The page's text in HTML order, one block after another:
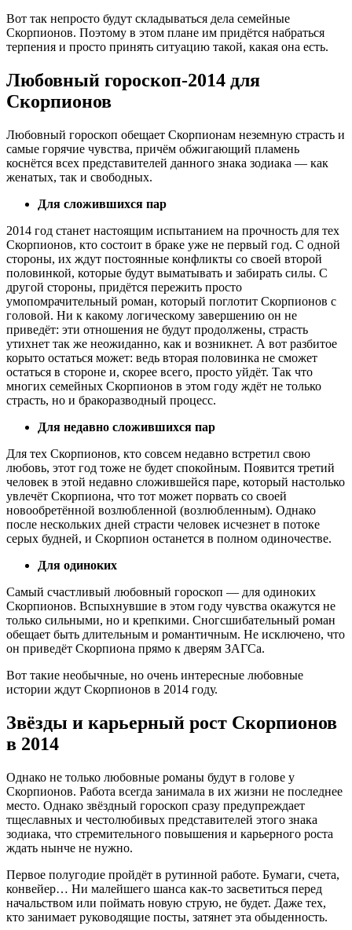
Вот так непросто будут складываться дела семейные
Скорпионов. Поэтому в этом плане им придётся набраться
терпения и просто принять ситуацию такой, какая она есть.
Любовный гороскоп-2014 для
Скорпионов
Любовный гороскоп обещает Скорпионам неземную страсть и
самые горячие чувства, причём обжигающий пламень
коснётся всех представителей данного знака зодиака — как
женатых, так и свободных.
Для сложившихся пар
2014 год станет настоящим испытанием на прочность для тех
Скорпионов, кто состоит в браке уже не первый год. С одной
стороны, их ждут постоянные конфликты со своей второй
половинкой, которые будут выматывать и забирать силы. С
другой стороны, придётся пережить просто
умопомрачительный роман, который поглотит Скорпионов с
головой. Ни к какому логическому завершению он не
приведёт: эти отношения не будут продолжены, страсть
утихнет так же неожиданно, как и возникнет. А вот разбитое
корыто остаться может: ведь вторая половинка не сможет
остаться в стороне и, скорее всего, просто уйдёт. Так что
многих семейных Скорпионов в этом году ждёт не только
страсть, но и бракоразводный процесс.
Для недавно сложившихся пар
Для тех Скорпионов, кто совсем недавно встретил свою
любовь, этот год тоже не будет спокойным. Появится третий
человек в этой недавно сложившейся паре, который настолько
увлечёт Скорпиона, что тот может порвать со своей
новообретённой возлюбленной (возлюбленным). Однако
после нескольких дней страсти человек исчезнет в потоке
серых будней, и Скорпион останется в полном одиночестве.
Для одиноких
Самый счастливый любовный гороскоп — для одиноких
Скорпионов. Вспыхнувшие в этом году чувства окажутся не
только сильными, но и крепкими. Сногсшибательный роман
обещает быть длительным и романтичным. Не исключено, что
он приведёт Скорпиона прямо к дверям ЗАГСа.
Вот такие необычные, но очень интересные любовные
истории ждут Скорпионов в 2014 году.
Звёзды и карьерный рост Скорпионов
в 2014
Однако не только любовные романы будут в голове у
Скорпионов. Работа всегда занимала в их жизни не последнее
место. Однако звёздный гороскоп сразу предупреждает
тщеславных и честолюбивых представителей этого знака
зодиака, что стремительного повышения и карьерного роста
ждать нынче не нужно.
Первое полугодие пройдёт в рутинной работе. Бумаги, счета,
конвейер… Ни малейшего шанса как-то засветиться перед
начальством или поймать новую струю, не будет. Даже тех,
кто занимает руководящие посты, затянет эта обыденность.